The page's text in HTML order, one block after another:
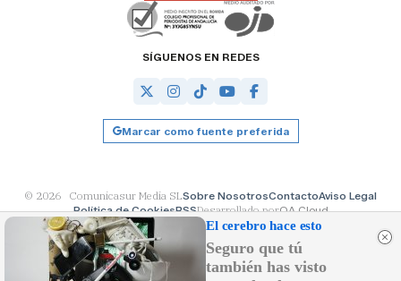
SÍGUENOS EN REDES
Marcar como fuente preferida
© 2026 Comunicasur Media SLSobre NosotrosContactoAviso Legal
Política de CookiesRSSDesarrollado porOA Cloud
El cerebro hace esto
Seguro que tú
también has visto